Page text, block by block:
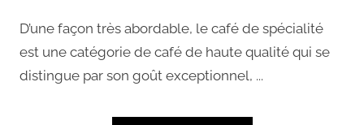
D’une façon très abordable, le café de spécialité
est une catégorie de café de haute qualité qui se
distingue par son goût exceptionnel, ...